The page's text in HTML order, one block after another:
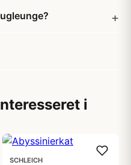
i
SCHLEICH